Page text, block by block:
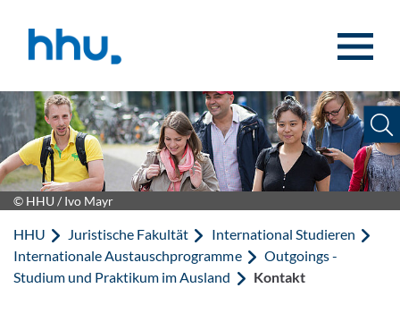
© HHU / Ivo Mayr
HHU Juristische Fakultät
International Studieren
Internationale Austauschprogramme
Outgoings -
Studium und Praktikum im Ausland
Kontakt